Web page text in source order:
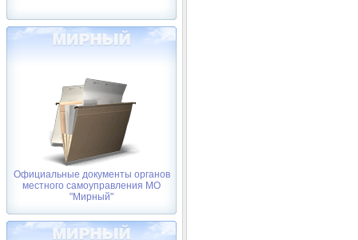
Официальные документы органов
местного самоуправления МО
"Мирный"